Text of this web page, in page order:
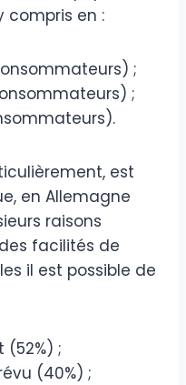
compris en :
;
;
est
en Allemagne
raisons
facilités de
il est possible de
(52%) ;
(40%) ;